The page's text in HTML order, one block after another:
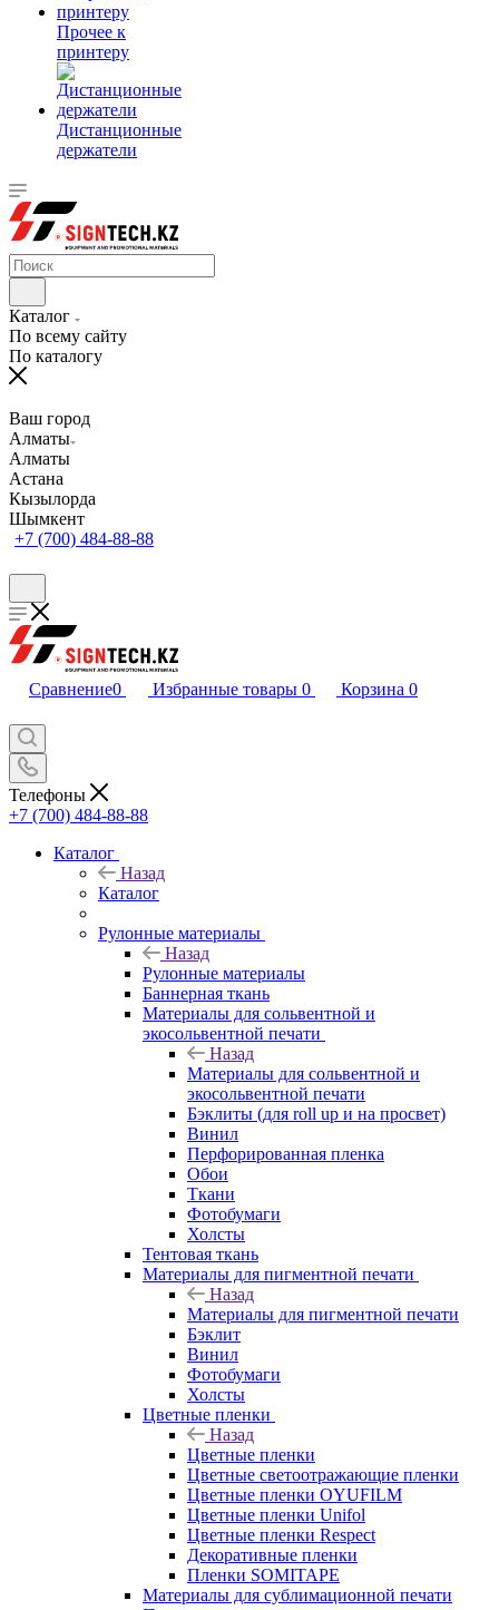
Прочее к
принтеру
Дистанционные
держатели
Каталог
По всему сайту
По каталогу
Ваш город
Алматы
Алматы
Астана
Кызылорда
Шымкент
+7 (700) 484-88-88
Сравнение0 Избранные товары 0 Корзина 0
Телефоны
+7 (700) 484-88-88
Каталог
Назад
Каталог
Рулонные материалы
Назад
Рулонные материалы
Баннерная ткань
Материалы для сольвентной и
экосольвентной печати
Назад
Материалы для сольвентной и
экосольвентной печати
Бэклиты (для roll up и на просвет)
Винил
Перфорированная пленка
Обои
Ткани
Фотобумаги
Холсты
Тентовая ткань
Материалы для пигментной печати
Назад
Материалы для пигментной печати
Бэклит
Винил
Фотобумаги
Холсты
Цветные пленки
Назад
Цветные пленки
Цветные светоотражающие пленки
Цветные пленки OYUFILM
Цветные пленки Unifol
Цветные пленки Respect
Декоративные пленки
Пленки SOMITAPE
Материалы для сублимационной печати